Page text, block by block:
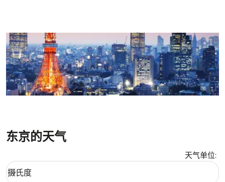
东京的天气
天气单位:
Weather unit option 摄氏度 Selected
摄氏度
keyboard_arrow_down